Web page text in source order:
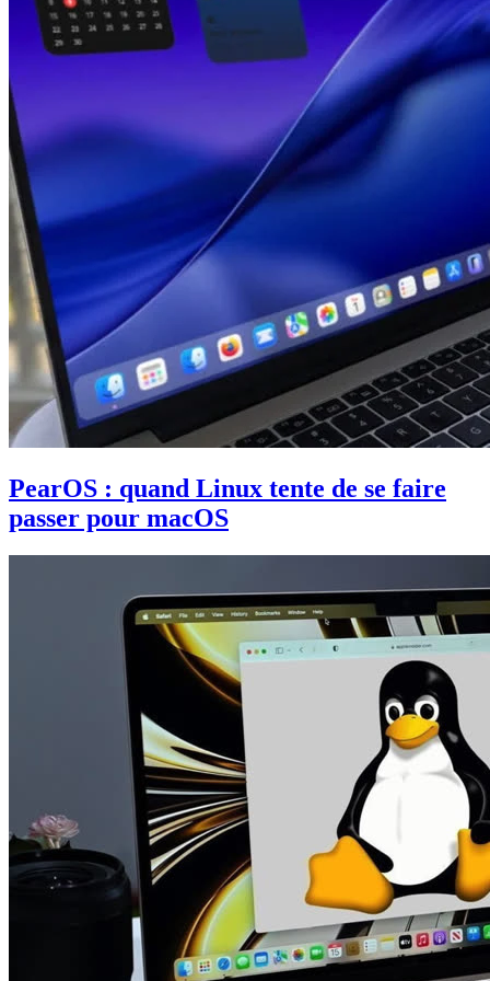
PearOS : quand Linux tente de se faire
passer pour macOS